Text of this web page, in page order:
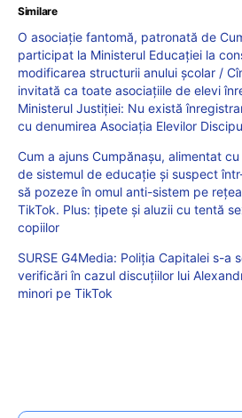
Similare
O asociație fantomă, patronată de
participat la Ministerul Educației la
modificarea structurii anului școlar /
invitată ca toate asociațiile de elevi
Ministerul Justiției: Nu există
cu denumirea Asociația Elevilor
Cum a ajuns Cumpănașu, alimentat
de sistemul de educație și suspect
să pozeze în omul anti-sistem pe
TikTok. Plus: țipete și aluzii cu tentă
copiilor
SURSE G4Media: Poliția Capitalei s-a
verificări în cazul discuțiilor lui
minori pe TikTok